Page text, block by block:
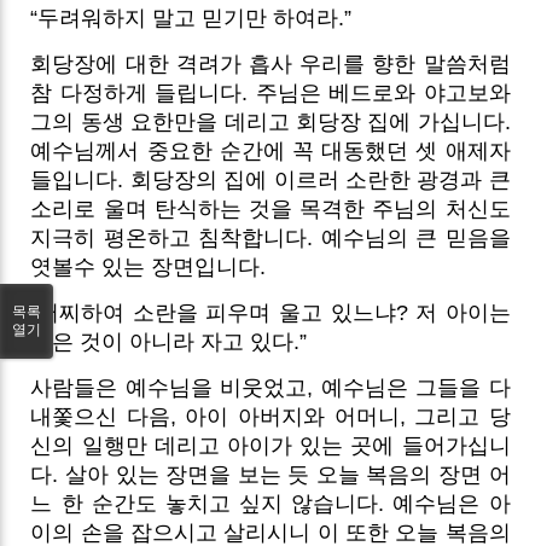
“두려워하지 말고 믿기만 하여라.”
회당장에 대한 격려가 흡사 우리를 향한 말씀처럼
참 다정하게 들립니다. 주님은 베드로와 야고보와
그의 동생 요한만을 데리고 회당장 집에 가십니다.
예수님께서 중요한 순간에 꼭 대동했던 셋 애제자
들입니다. 회당장의 집에 이르러 소란한 광경과 큰
소리로 울며 탄식하는 것을 목격한 주님의 처신도
지극히 평온하고 침착합니다. 예수님의 큰 믿음을
엿볼수 있는 장면입니다.
“어찌하여 소란을 피우며 울고 있느냐? 저 아이는
죽은 것이 아니라 자고 있다.”
사람들은 예수님을 비웃었고, 예수님은 그들을 다
내쫓으신 다음, 아이 아버지와 어머니, 그리고 당
신의 일행만 데리고 아이가 있는 곳에 들어가십니
다. 살아 있는 장면을 보는 듯 오늘 복음의 장면 어
느 한 순간도 놓치고 싶지 않습니다. 예수님은 아
이의 손을 잡으시고 살리시니 이 또한 오늘 복음의
목록
열기